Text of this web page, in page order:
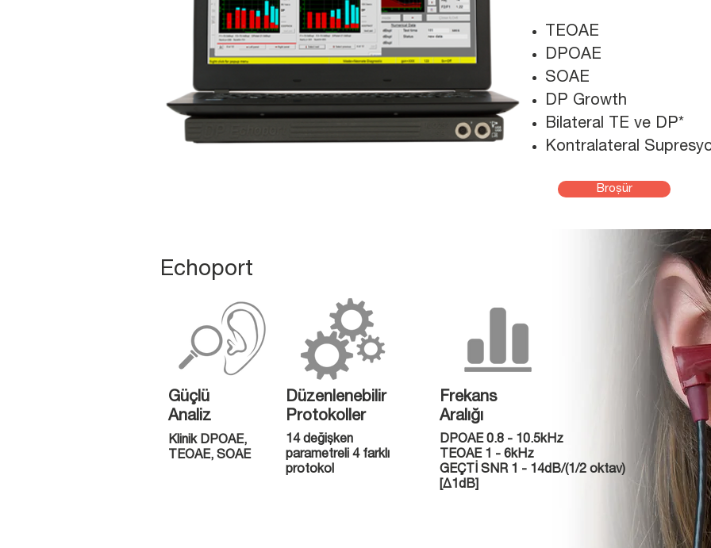
TEOAE
DPOAE
SOAE
DP Growth
Bilateral TE ve DP*
Kontralateral
Broşür
Echoport
Güçlü
Analiz
Klinik DPOAE,
TEOAE, SOAE
Düzenlenebilir
Protokoller
14 değişken
parametreli 4 farklı
protokol
Frekans
Aralığı
DPOAE 0.8 - 10.5kHz
TEOAE 1 - 6kHz
GEÇTİ SNR 1 - 14dB/(1/2 oktav)
[Δ1dB]